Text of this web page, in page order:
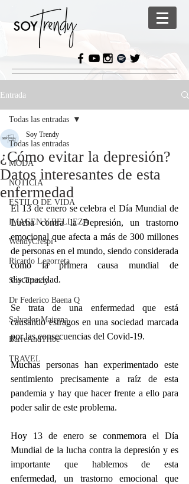
Entrada
Todas las entradas
MODA
NOTICIA
ESTILO DE VIDA
IMAGEN Y BELLEZA
WendyCrespi
Ricardo Legorreta
Soy Trendy
Dr Federico Baena Q
Salvador Mairena
BarreAndTribe
TRAVEL
Todas las entradas
¿Cómo evitar la depresión?
Datos interesantes de esta
enfermedad
Soy Trendy
El 13 de enero se celebra el Día Mundial de
Lucha contra la Depresión, un trastorno
emocional que afecta a más de 300 millones
de personas en el mundo, siendo considerada
como la primera causa mundial de
discapacidad.
Se trata de una enfermedad que está
causando estragos en una sociedad marcada
por las consecuencias del Covid-19.
Muchas personas han experimentado este
sentimiento precisamente a raíz de esta
pandemia y hay que hacer frente a ello para
poder salir de este problema.
Hoy 13 de enero se conmemora el Día
Mundial de la lucha contra la depresión y es
importante que hablemos de esta
enfermedad, un trastorno emocional que